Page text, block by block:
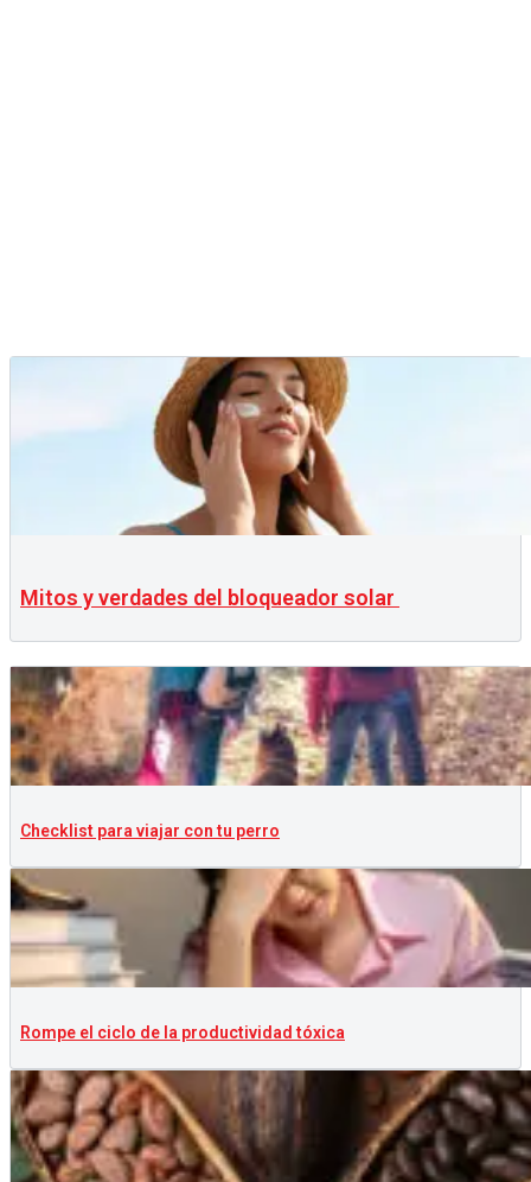
Mitos y verdades del bloqueador solar
Checklist para viajar con tu perro
Rompe el ciclo de la productividad tóxica